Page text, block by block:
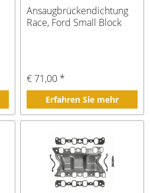
Ansaugbrückendichtung
Race, Ford Small Block
€ 71,00 *
Erfahren Sie mehr